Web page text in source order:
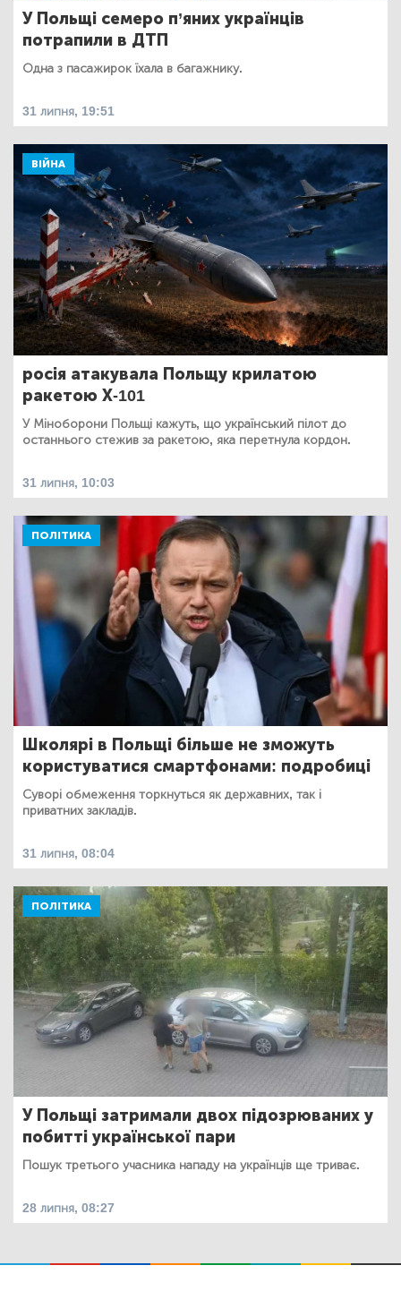
У Польщі семеро п’яних українців
потрапили в ДТП
Одна з пасажирок їхала в багажнику.
31 липня, 19:51
ВІЙНА
росія атакувала Польщу крилатою
ракетою Х-101
У Міноборони Польщі кажуть, що український пілот до
останнього стежив за ракетою, яка перетнула кордон.
31 липня, 10:03
ПОЛІТИКА
Школярі в Польщі більше не зможуть
користуватися смартфонами: подробиці
Суворі обмеження торкнуться як державних, так і
приватних закладів.
31 липня, 08:04
ПОЛІТИКА
У Польщі затримали двох підозрюваних у
побитті української пари
Пошук третього учасника нападу на українців ще триває.
28 липня, 08:27